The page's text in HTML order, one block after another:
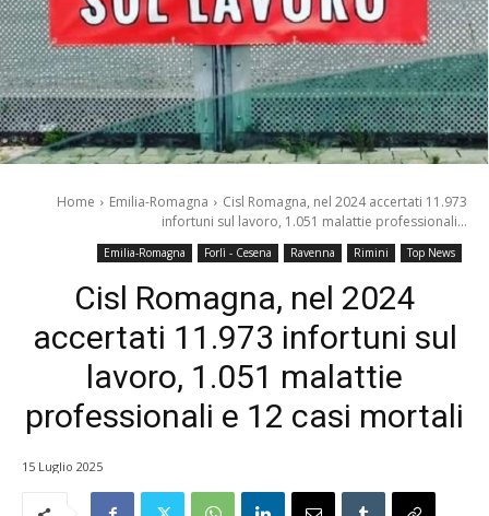
Home Emilia-Romagna
Cisl Romagna, nel 2024 accertati 11.973
infortuni sul lavoro, 1.051 malattie professionali...
Emilia-Romagna Forlì - Cesena Ravenna Rimini Top News
Cisl Romagna, nel 2024
accertati 11.973 infortuni sul
lavoro, 1.051 malattie
professionali e 12 casi mortali
15 Luglio 2025